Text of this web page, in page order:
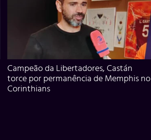
Campeão da Libertadores, Castán
torce por permanência de Memphis no
Corinthians